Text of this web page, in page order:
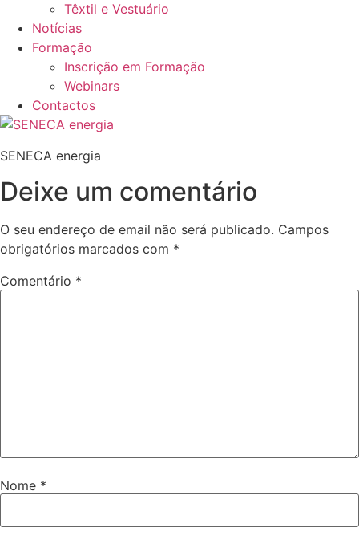
Têxtil e Vestuário
Notícias
Formação
Inscrição em Formação
Webinars
Contactos
SENECA energia
Deixe um comentário
O seu endereço de email não será publicado. Campos
obrigatórios marcados com *
Comentário *
Nome *